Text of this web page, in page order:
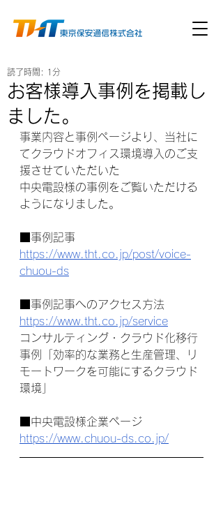
お客様導入事例を掲載し
ました。
読了時間: 1分
事業内容と事例ページより、当社に
てクラウドオフィス環境導入のご支
援させていただいた
中央電設様の事例をご覧いただける
ようになりました。
■事例記事
https://www.tht.co.jp/post/voice-
chuou-ds
■事例記事へのアクセス方法
https://www.tht.co.jp/service
コンサルティング・クラウド化移行
事例「効率的な業務と生産管理、リ
モートワークを可能にするクラウド
環境」
■中央電設様企業ページ
https://www.chuou-ds.co.jp/